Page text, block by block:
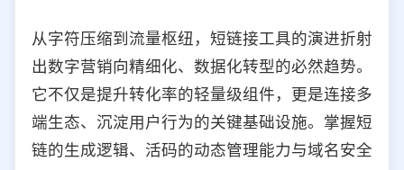
从字符压缩到流量枢纽，短链接工具的演进折射
出数字营销向精细化、数据化转型的必然趋势。
它不仅是提升转化率的轻量级组件，更是连接多
端生态、沉淀用户行为的关键基础设施。掌握短
链的生成逻辑、活码的动态管理能力与域名安全